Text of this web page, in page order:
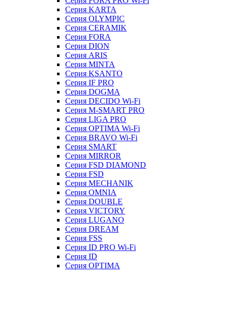
Серия KARTA
Серия OLYMPIC
Серия CERAMIK
Серия FORA
Серия DION
Серия ARIS
Серия MINTA
Серия KSANTO
Серия IF PRO
Серия DOGMA
Серия DECIDO Wi-Fi
Серия M-SMART PRO
Серия LIGA PRO
Серия OPTIMA Wi-Fi
Серия BRAVO Wi-Fi
Серия SMART
Серия MIRROR
Серия FSD DIAMOND
Серия FSD
Серия MECHANIK
Серия OMNIA
Серия DOUBLE
Серия VICTORY
Серия LUGANO
Серия DREAM
Серия FSS
Серия ID PRO Wi-Fi
Серия ID
Серия OPTIMA